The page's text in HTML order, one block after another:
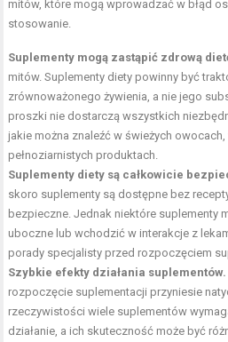
mitów, które mogą wprowadzać w błąd
stosowanie.
Suplementy mogą zastąpić zdrową
mitów. Suplementy diety powinny być
zrównoważonego żywienia, a nie jego
proszki nie dostarczą wszystkich
jakie można znaleźć w świeżych
pełnoziarnistych produktach.
Suplementy diety są całkowicie
skoro suplementy są dostępne bez
bezpieczne. Jednak niektóre suplementy
uboczne lub wchodzić w interakcje z
porady specjalisty przed rozpoczęciem
Szybkie efekty działania suplementów.
rozpoczęcie suplementacji przyniesie
rzeczywistości wiele suplementów
działanie, a ich skuteczność może być